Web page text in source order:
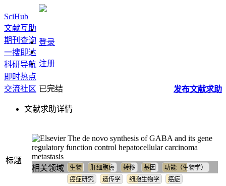
SciHub
文献互助
期刊查询
一搜即达
科研导航
即时热点
交流社区
登录
注册
发布文献求助
已完结
文献求助详情
标题
The de novo synthesis of GABA and its gene
regulatory function control hepatocellular carcinoma
metastasis
相关领域
生物 肝细胞癌 转移 基因
功能（生物学）
癌症研究
遗传学 细胞生物学 癌症